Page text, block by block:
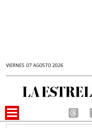
VIERNES 07 AGOSTO 2026